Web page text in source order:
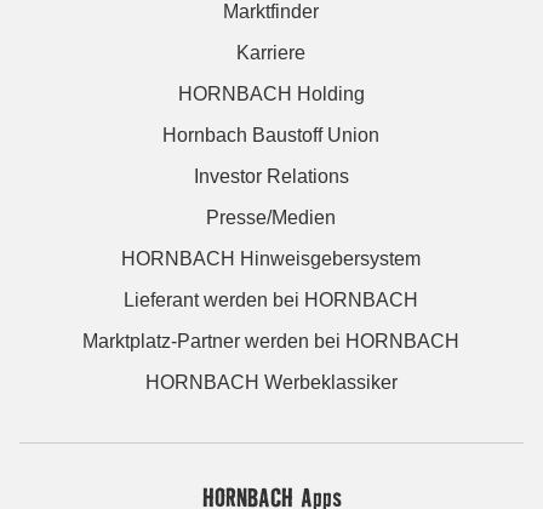
Marktfinder
Karriere
HORNBACH Holding
Hornbach Baustoff Union
Investor Relations
Presse/Medien
HORNBACH Hinweisgebersystem
Lieferant werden bei HORNBACH
Marktplatz-Partner werden bei HORNBACH
HORNBACH Werbeklassiker
HORNBACH Apps